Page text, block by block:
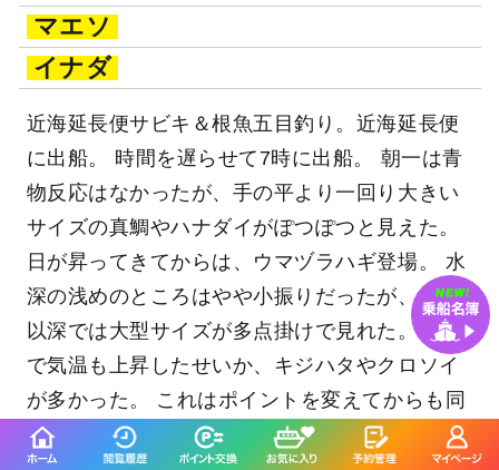
マエソ
イナダ
近海延長便サビキ＆根魚五目釣り。近海延長便
に出船。 時間を遅らせて7時に出船。 朝一は青
物反応はなかったが、手の平より一回り大きい
サイズの真鯛やハナダイがぽつぽつと見えた。
日が昇ってきてからは、ウマヅラハギ登場。 水
深の浅めのところはやや小振りだったが、60m
以深では大型サイズが多点掛けで見れた。 晴天
で気温も上昇したせいか、キジハタやクロソイ
が多かった。 これはポイントを変えてからも同
様で、最後まで大型ウマヅラハギとキジハタの